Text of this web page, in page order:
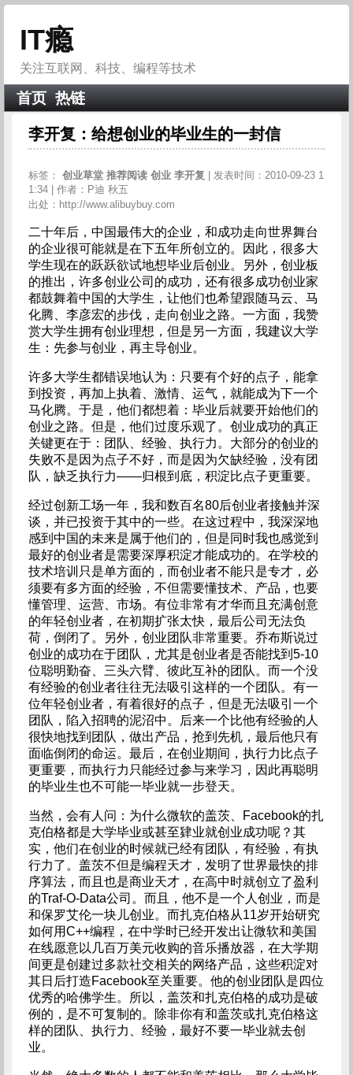
IT瘾
关注互联网、科技、编程等技术
首页 热链
李开复：给想创业的毕业生的一封信
标签： 创业草堂 推荐阅读 创业 李开复
| 发表时间：2010-09-23 1
1:34 | 作者：P迪 秋五
出处：http://www.alibuybuy.com
二十年后，中国最伟大的企业，和成功走向世界舞台
的企业很可能就是在下五年所创立的。因此，很多大
学生现在的跃跃欲试地想毕业后创业。另外，创业板
的推出，许多创业公司的成功，还有很多成功创业家
都鼓舞着中国的大学生，让他们也希望跟随马云、马
化腾、李彦宏的步伐，走向创业之路。一方面，我赞
赏大学生拥有创业理想，但是另一方面，我建议大学
生：先参与创业，再主导创业。
许多大学生都错误地认为：只要有个好的点子，能拿
到投资，再加上执着、激情、运气，就能成为下一个
马化腾。 于是，他们都想着：毕业后就要开始他们的
创业之路。但是，他们过度乐观了。创业成功的真正
关键更在于：团队、经验、执行力。大部分的创业的
失败不是因为点子不好，而是因为欠缺经验，没有团
队，缺乏执行力——归根到底，积淀比点子更重要。
经过创新工场一年，我和数百名80后创业者接触并深
谈，并已投资于其中的一些。在这过程中，我深深地
感到中国的未来是属于他们的，但是同时我也感觉到
最好的创业者是需要深厚积淀才能成功的。在学校的
技术培训只是单方面的，而创业者不能只是专才，必
须要有多方面的经验，不但需要懂技术、产品，也要
懂管理、运营、市场。有位非常有才华而且充满创意
的年轻创业者，在初期扩张太快，最后公司无法负
荷，倒闭了。另外，创业团队非常重要。乔布斯说过
创业的成功在于团队，尤其是创业者是否能找到5-10
位聪明勤奋、三头六臂、彼此互补的团队。而一个没
有经验的创业者往往无法吸引这样的一个团队。有一
位年轻创业者，有着很好的点子，但是无法吸引一个
团队，陷入招聘的泥沼中。后来一个比他有经验的人
很快地找到团队，做出产品，抢到先机，最后他只有
面临倒闭的命运。最后，在创业期间，执行力比点子
更重要，而执行力只能经过参与来学习，因此再聪明
的毕业生也不可能一毕业就一步登天。
当然，会有人问：为什么微软的盖茨、Facebook的扎
克伯格都是大学毕业或甚至肄业就创业成功呢？其
实，他们在创业的时候就已经有团队，有经验，有执
行力了。盖茨不但是编程天才，发明了世界最快的排
序算法，而且也是商业天才，在高中时就创立了盈利
的Traf-O-Data公司。而且，他不是一个人创业，而是
和保罗艾伦一块儿创业。而扎克伯格从11岁开始研究
如何用C++编程，在中学时已经开发出让微软和美国
在线愿意以几百万美元收购的音乐播放器，在大学期
间更是创建过多款社交相关的网络产品，这些积淀对
其日后打造Facebook至关重要。他的创业团队是四位
优秀的哈佛学生。所以，盖茨和扎克伯格的成功是破
例的，是不可复制的。除非你有和盖茨或扎克伯格这
样的团队、执行力、经验，最好不要一毕业就去创
业。